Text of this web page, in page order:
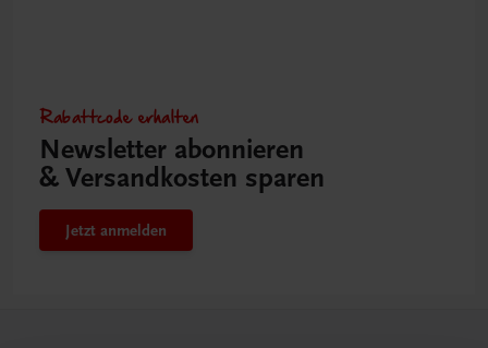
Rabattcode erhalten
Newsletter abonnieren
& Versandkosten sparen
Jetzt anmelden